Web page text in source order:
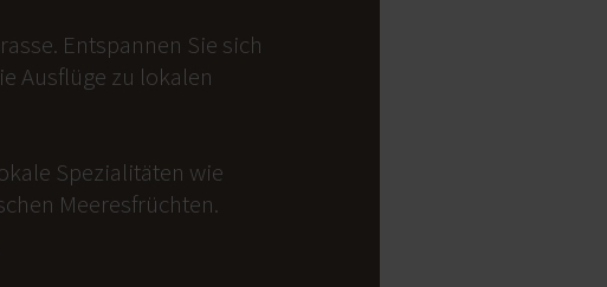
Entspannen Sie sich
Ausflüge zu lokalen
Spezialitäten wie
Meeresfrüchten.